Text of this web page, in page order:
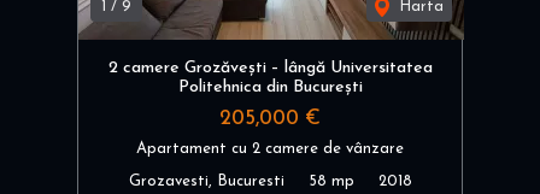
/ 9 Harta
2 camere Grozăvești – lângă Universitatea
Politehnica din București
205,000 €
Apartament cu 2 camere de vânzare
Grozavesti, Bucuresti 58 mp 2018